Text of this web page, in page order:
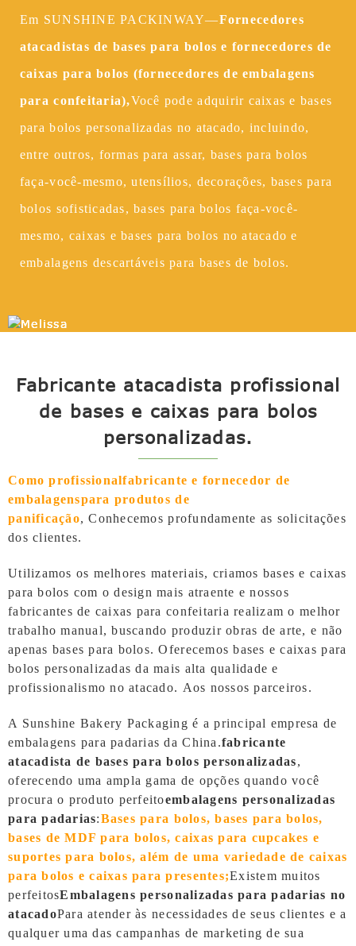
Em SUNSHINE PACKINWAY—Fornecedores
atacadistas de bases para bolos e fornecedores de
caixas para bolos (fornecedores de embalagens
para confeitaria),Você pode adquirir caixas e bases
para bolos personalizadas no atacado, incluindo,
entre outros, formas para assar, bases para bolos
faça-você-mesmo, utensílios, decorações, bases para
bolos sofisticadas, bases para bolos faça-você-
mesmo, caixas e bases para bolos no atacado e
embalagens descartáveis ​​para bases de bolos.
Fabricante atacadista profissional
de bases e caixas para bolos
personalizadas.
Como profissionalfabricante e fornecedor de
embalagenspara produtos de
panificação, Conhecemos profundamente as solicitações
dos clientes.
Utilizamos os melhores materiais, criamos bases e caixas
para bolos com o design mais atraente e nossos
fabricantes de caixas para confeitaria realizam o melhor
trabalho manual, buscando produzir obras de arte, e não
apenas bases para bolos. Oferecemos bases e caixas para
bolos personalizadas da mais alta qualidade e
profissionalismo no atacado. Aos nossos parceiros.
A Sunshine Bakery Packaging é a principal empresa de
embalagens para padarias da China.fabricante
atacadista de bases para bolos personalizadas,
oferecendo uma ampla gama de opções quando você
procura o produto perfeitoembalagens personalizadas
para padarias:Bases para bolos, bases para bolos,
bases de MDF para bolos, caixas para cupcakes e
suportes para bolos, além de uma variedade de caixas
para bolos e caixas para presentes;Existem muitos
perfeitosEmbalagens personalizadas para padarias no
atacadoPara atender às necessidades de seus clientes e a
qualquer uma das campanhas de marketing de sua